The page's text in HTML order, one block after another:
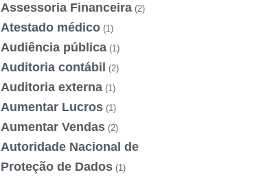
Assessoria Financeira (2)
Atestado médico (1)
Audiência pública (1)
Auditoria contábil (2)
Auditoria externa (1)
Aumentar Lucros (1)
Aumentar Vendas (2)
Autoridade Nacional de
Proteção de Dados (1)